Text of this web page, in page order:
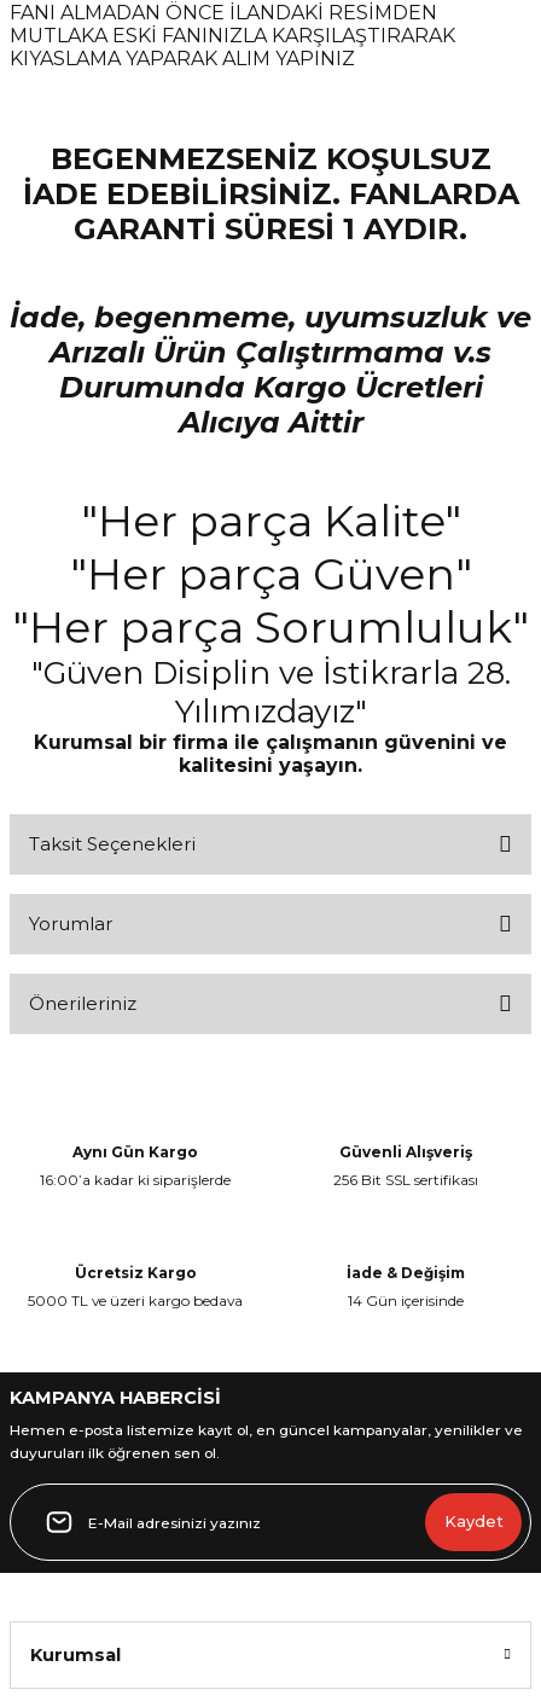
FANI ALMADAN ÖNCE İLANDAKİ RESİMDEN
MUTLAKA ESKİ FANINIZLA KARŞILAŞTIRARAK
KIYASLAMA YAPARAK ALIM YAPINIZ
BEGENMEZSENİZ KOŞULSUZ
İADE EDEBİLİRSİNİZ. FANLARDA
GARANTİ SÜRESİ 1 AYDIR.
İade, begenmeme, uyumsuzluk ve
Arızalı Ürün Çalıştırmama v.s
Durumunda Kargo Ücretleri
Alıcıya Aittir
"Her parça Kalite"
"Her parça Güven"
"Her parça Sorumluluk"
"Güven Disiplin ve İstikrarla 28.
Yılımızdayız"
Kurumsal bir firma ile çalışmanın güvenini ve
kalitesini yaşayın.
Taksit Seçenekleri
Yorumlar
Önerileriniz
Ürün resmi kalitesiz, bozuk veya görüntülenemiyor.
Gönder
Aynı Gün Kargo
16:00’a kadar ki siparişlerde
Güvenli Alışveriş
256 Bit SSL sertifikası
Ücretsiz Kargo
5000 TL ve üzeri kargo bedava
İade & Değişim
14 Gün içerisinde
KAMPANYA HABERCİSİ
Hemen e-posta listemize kayıt ol, en güncel kampanyalar, yenilikler ve
duyuruları ilk öğrenen sen ol.
Kaydet
Kurumsal